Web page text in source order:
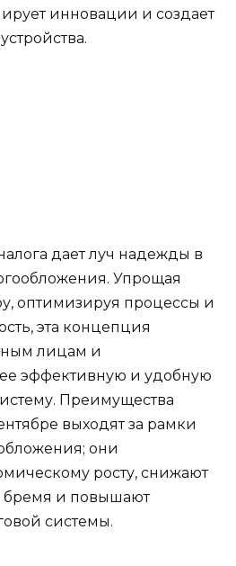
инновации и создает
дает луч надежды в
Упрощая
оптимизируя процессы и
эта концепция
лицам и
эффективную и удобную
Преимущества
выходят за рамки
они
росту, снижают
бремя и повышают
системы.